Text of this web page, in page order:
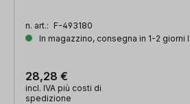
n. art.: F-493180
In magazzino, consegna in 1-2 giorni
28,28 €
incl. IVA più costi di
spedizione